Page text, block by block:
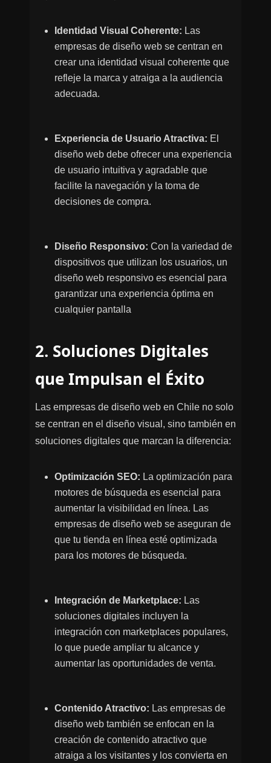
Identidad Visual Coherente: Las
empresas de diseño web se centran en
crear una identidad visual coherente que
refleje la marca y atraiga a la audiencia
adecuada.
Experiencia de Usuario Atractiva: El
diseño web debe ofrecer una experiencia
de usuario intuitiva y agradable que
facilite la navegación y la toma de
decisiones de compra.
Diseño Responsivo: Con la variedad de
dispositivos que utilizan los usuarios, un
diseño web responsivo es esencial para
garantizar una experiencia óptima en
cualquier pantalla
2. Soluciones Digitales
que Impulsan el Éxito
Las empresas de diseño web en Chile no solo
se centran en el diseño visual, sino también en
soluciones digitales que marcan la diferencia:
Optimización SEO: La optimización para
motores de búsqueda es esencial para
aumentar la visibilidad en línea. Las
empresas de diseño web se aseguran de
que tu tienda en línea esté optimizada
para los motores de búsqueda.
Integración de Marketplace: Las
soluciones digitales incluyen la
integración con marketplaces populares,
lo que puede ampliar tu alcance y
aumentar las oportunidades de venta.
Contenido Atractivo: Las empresas de
diseño web también se enfocan en la
creación de contenido atractivo que
atraiga a los visitantes y los convierta en